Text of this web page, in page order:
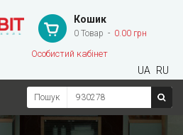
Кошик
0 Товар 0.00 грн
Особистий кабінет
UA RU
Пошук